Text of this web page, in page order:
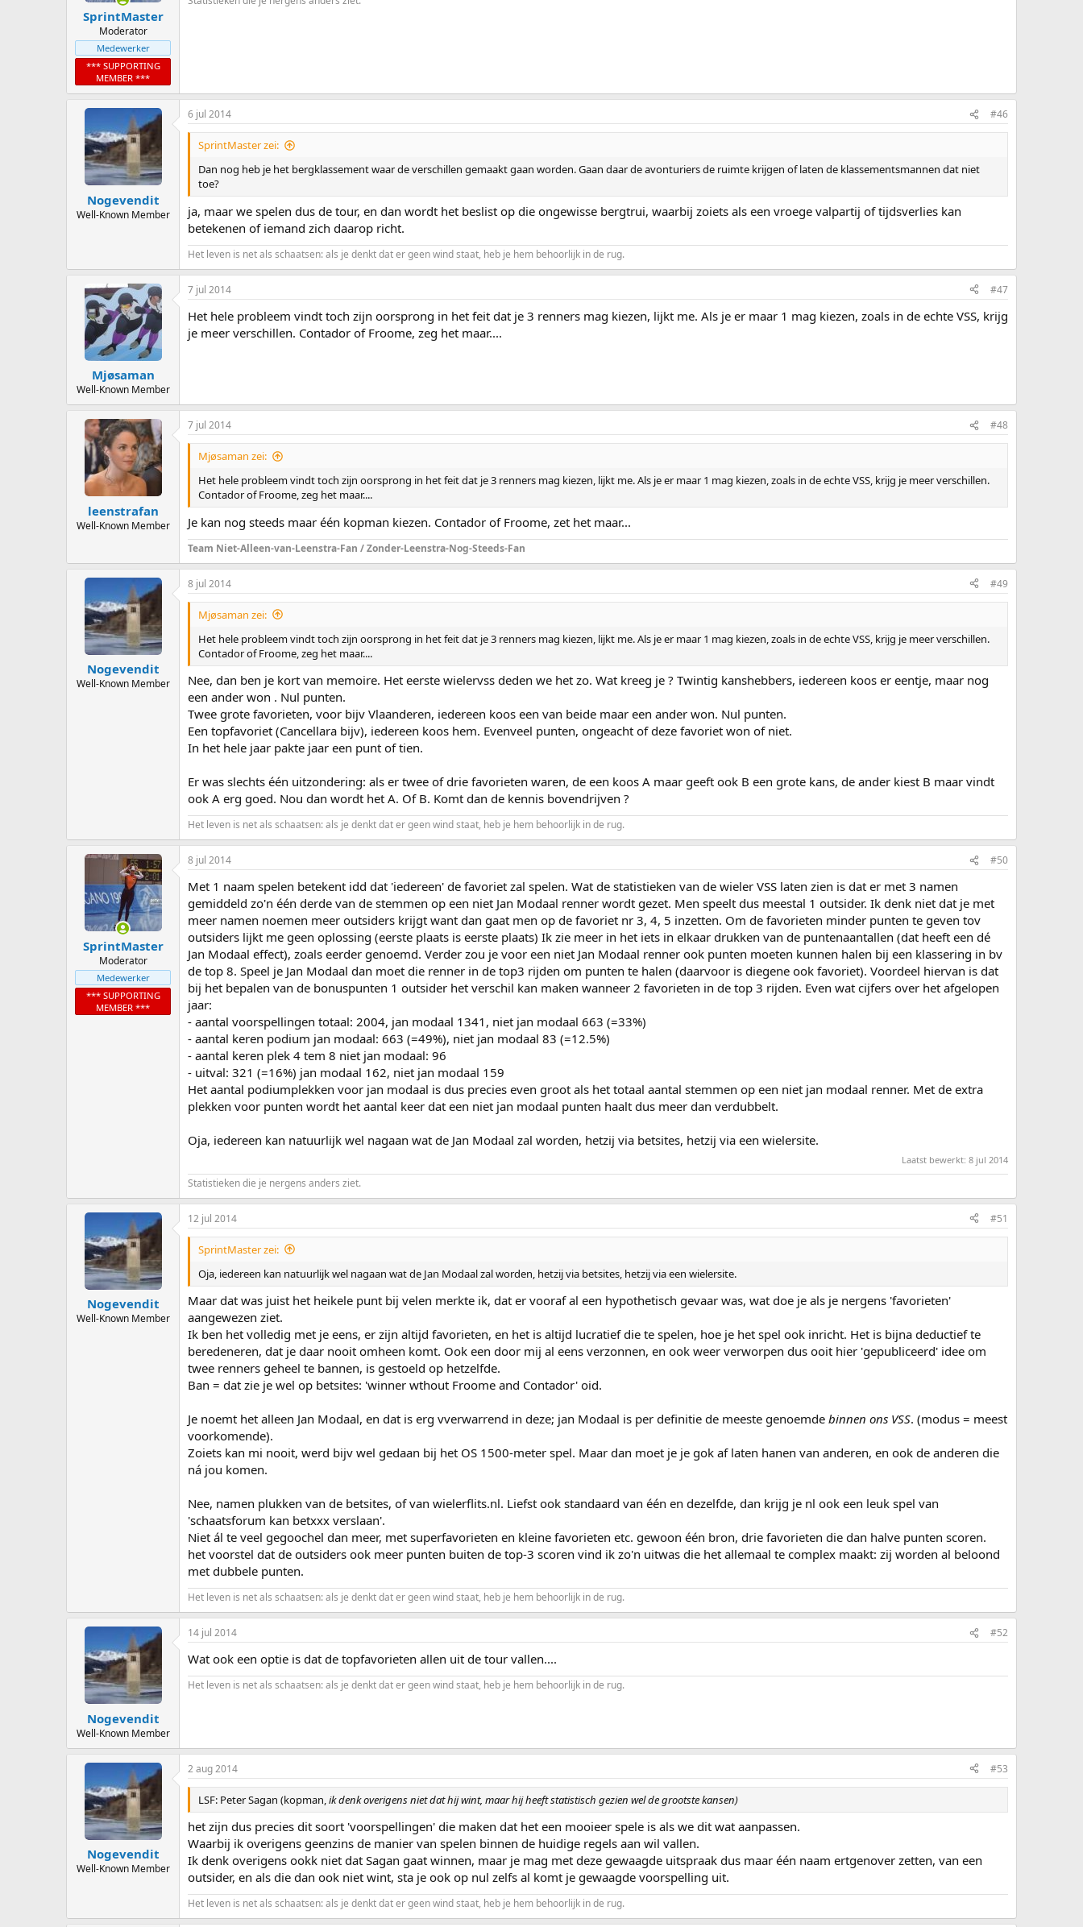
SprintMaster
Moderator
Medewerker
*** SUPPORTING
MEMBER ***
Nogevendit
Well-Known Member
6 jul 2014 #46
SprintMaster zei:
Dan nog heb je het bergklassement waar de verschillen gemaakt gaan worden. Gaan daar de avonturiers de ruimte krijgen of laten de klassementsmannen dat niet
toe?
ja, maar we spelen dus de tour, en dan wordt het beslist op die ongewisse bergtrui, waarbij zoiets als een vroege valpartij of tijdsverlies kan
betekenen of iemand zich daarop richt.
Het leven is net als schaatsen: als je denkt dat er geen wind staat, heb je hem behoorlijk in de rug.
Mjøsaman
Well-Known Member
7 jul 2014 #47
Het hele probleem vindt toch zijn oorsprong in het feit dat je 3 renners mag kiezen, lijkt me. Als je er maar 1 mag kiezen, zoals in de echte VSS, krijg
je meer verschillen. Contador of Froome, zeg het maar....
leenstrafan
Well-Known Member
7 jul 2014 #48
Mjøsaman zei:
Het hele probleem vindt toch zijn oorsprong in het feit dat je 3 renners mag kiezen, lijkt me. Als je er maar 1 mag kiezen, zoals in de echte VSS, krijg je meer verschillen.
Contador of Froome, zeg het maar....
Je kan nog steeds maar één kopman kiezen. Contador of Froome, zet het maar...
Team Niet-Alleen-van-Leenstra-Fan / Zonder-Leenstra-Nog-Steeds-Fan
Nogevendit
Well-Known Member
8 jul 2014 #49
Mjøsaman zei:
Het hele probleem vindt toch zijn oorsprong in het feit dat je 3 renners mag kiezen, lijkt me. Als je er maar 1 mag kiezen, zoals in de echte VSS, krijg je meer verschillen.
Contador of Froome, zeg het maar....
Nee, dan ben je kort van memoire. Het eerste wielervss deden we het zo. Wat kreeg je ? Twintig kanshebbers, iedereen koos er eentje, maar nog
een ander won . Nul punten.
Twee grote favorieten, voor bijv Vlaanderen, iedereen koos een van beide maar een ander won. Nul punten.
Een topfavoriet (Cancellara bijv), iedereen koos hem. Evenveel punten, ongeacht of deze favoriet won of niet.
In het hele jaar pakte jaar een punt of tien.
Er was slechts één uitzondering: als er twee of drie favorieten waren, de een koos A maar geeft ook B een grote kans, de ander kiest B maar vindt
ook A erg goed. Nou dan wordt het A. Of B. Komt dan de kennis bovendrijven ?
Het leven is net als schaatsen: als je denkt dat er geen wind staat, heb je hem behoorlijk in de rug.
SprintMaster
Moderator
Medewerker
*** SUPPORTING
MEMBER ***
8 jul 2014 #50
Met 1 naam spelen betekent idd dat 'iedereen' de favoriet zal spelen. Wat de statistieken van de wieler VSS laten zien is dat er met 3 namen
gemiddeld zo'n één derde van de stemmen op een niet Jan Modaal renner wordt gezet. Men speelt dus meestal 1 outsider. Ik denk niet dat je met
meer namen noemen meer outsiders krijgt want dan gaat men op de favoriet nr 3, 4, 5 inzetten. Om de favorieten minder punten te geven tov
outsiders lijkt me geen oplossing (eerste plaats is eerste plaats) Ik zie meer in het iets in elkaar drukken van de puntenaantallen (dat heeft een dé
Jan Modaal effect), zoals eerder genoemd. Verder zou je voor een niet Jan Modaal renner ook punten moeten kunnen halen bij een klassering in bv
de top 8. Speel je Jan Modaal dan moet die renner in de top3 rijden om punten te halen (daarvoor is diegene ook favoriet). Voordeel hiervan is dat
bij het bepalen van de bonuspunten 1 outsider het verschil kan maken wanneer 2 favorieten in de top 3 rijden. Even wat cijfers over het afgelopen
jaar:
- aantal voorspellingen totaal: 2004, jan modaal 1341, niet jan modaal 663 (=33%)
- aantal keren podium jan modaal: 663 (=49%), niet jan modaal 83 (=12.5%)
- aantal keren plek 4 tem 8 niet jan modaal: 96
- uitval: 321 (=16%) jan modaal 162, niet jan modaal 159
Het aantal podiumplekken voor jan modaal is dus precies even groot als het totaal aantal stemmen op een niet jan modaal renner. Met de extra
plekken voor punten wordt het aantal keer dat een niet jan modaal punten haalt dus meer dan verdubbelt.
Oja, iedereen kan natuurlijk wel nagaan wat de Jan Modaal zal worden, hetzij via betsites, hetzij via een wielersite.
Laatst bewerkt: 8 jul 2014
Statistieken die je nergens anders ziet.
Nogevendit
Well-Known Member
12 jul 2014 #51
SprintMaster zei:
Oja, iedereen kan natuurlijk wel nagaan wat de Jan Modaal zal worden, hetzij via betsites, hetzij via een wielersite.
Maar dat was juist het heikele punt bij velen merkte ik, dat er vooraf al een hypothetisch gevaar was, wat doe je als je nergens 'favorieten'
aangewezen ziet.
Ik ben het volledig met je eens, er zijn altijd favorieten, en het is altijd lucratief die te spelen, hoe je het spel ook inricht. Het is bijna deductief te
beredeneren, dat je daar nooit omheen komt. Ook een door mij al eens verzonnen, en ook weer verworpen dus ooit hier 'gepubliceerd' idee om
twee renners geheel te bannen, is gestoeld op hetzelfde.
Ban = dat zie je wel op betsites: 'winner wthout Froome and Contador' oid.
Je noemt het alleen Jan Modaal, en dat is erg vverwarrend in deze; jan Modaal is per definitie de meeste genoemde binnen ons VSS. (modus = meest
voorkomende).
Zoiets kan mi nooit, werd bijv wel gedaan bij het OS 1500-meter spel. Maar dan moet je je gok af laten hanen van anderen, en ook de anderen die
ná jou komen.
Nee, namen plukken van de betsites, of van wielerflits.nl. Liefst ook standaard van één en dezelfde, dan krijg je nl ook een leuk spel van
'schaatsforum kan betxxx verslaan'.
Niet ál te veel gegoochel dan meer, met superfavorieten en kleine favorieten etc. gewoon één bron, drie favorieten die dan halve punten scoren.
het voorstel dat de outsiders ook meer punten buiten de top-3 scoren vind ik zo'n uitwas die het allemaal te complex maakt: zij worden al beloond
met dubbele punten.
Het leven is net als schaatsen: als je denkt dat er geen wind staat, heb je hem behoorlijk in de rug.
Nogevendit
Well-Known Member
14 jul 2014 #52
Wat ook een optie is dat de topfavorieten allen uit de tour vallen....
Het leven is net als schaatsen: als je denkt dat er geen wind staat, heb je hem behoorlijk in de rug.
Nogevendit
Well-Known Member
2 aug 2014 #53
LSF: Peter Sagan (kopman, ik denk overigens niet dat hij wint, maar hij heeft statistisch gezien wel de grootste kansen)
het zijn dus precies dit soort 'voorspellingen' die maken dat het een mooieer spele is als we dit wat aanpassen.
Waarbij ik overigens geenzins de manier van spelen binnen de huidige regels aan wil vallen.
Ik denk overigens ookk niet dat Sagan gaat winnen, maar je mag met deze gewaagde uitspraak dus maar één naam ertgenover zetten, van een
outsider, en als die dan ook niet wint, sta je ook op nul zelfs al komt je gewaagde voorspelling uit.
Het leven is net als schaatsen: als je denkt dat er geen wind staat, heb je hem behoorlijk in de rug.